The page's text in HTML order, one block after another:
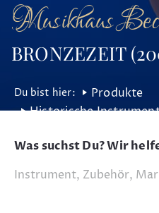
Musikhaus
BRONZEZEIT
Produkte
Historische
Was suchst Du? Wir